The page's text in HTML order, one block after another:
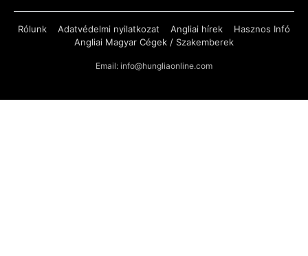
Rólunk Adatvédelmi nyilatkozat Angliai hírek
Hasznos Infó
Angliai Magyar Cégek / Szakemberek
Email: info@hungliaonline.com